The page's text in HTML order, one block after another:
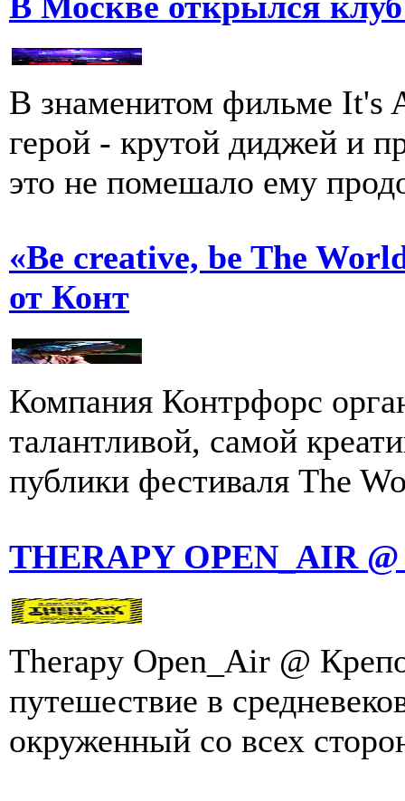
В знаменитом фильме It's
герой - крутой диджей и
это не помешало ему
«Be creative, be The
от Конт
Компания Контрфорс
талантливой, самой
публики фестиваля The
THERAPY OPEN_AIR
Therapy Open_Air @
путешествие в
окруженный со всех